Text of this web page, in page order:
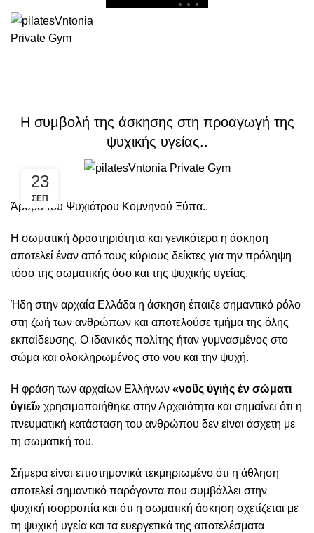
Η συμβολή της άσκησης στη προαγωγή της
ψυχικής υγείας..
23
ΣΕΠ
Άρθρο του Ψυχιάτρου Κομνηνού Ξύπα..
Η σωματική δραστηριότητα και γενικότερα η άσκηση
αποτελεί έναν από τους κύριους δείκτες για την πρόληψη
τόσο της σωματικής όσο και της ψυχικής υγείας.
Ήδη στην αρχαία Ελλάδα η άσκηση έπαιζε σημαντικό ρόλο
στη ζωή των ανθρώπων και αποτελούσε τμήμα της όλης
εκπαίδευσης. Ο ιδανικός πολίτης ήταν γυμνασμένος στο
σώμα και ολοκληρωμένος στο νου και την ψυχή.
Η φράση των αρχαίων Ελλήνων «νοῦς ὑγιὴς ἐν σώματι
ὑγιεῖ» χρησιμοποιήθηκε στην Αρχαιότητα και σημαίνει ότι η
πνευματική κατάσταση του ανθρώπου δεν είναι άσχετη με
τη σωματική του.
Σήμερα είναι επιστημονικά τεκμηριωμένο ότι η άθληση
αποτελεί σημαντικό παράγοντα που συμβάλλει στην
ψυχική ισορροπία και ότι η σωματική άσκηση σχετίζεται με
τη ψυχική υγεία και τα ευεργετικά της αποτελέσματα